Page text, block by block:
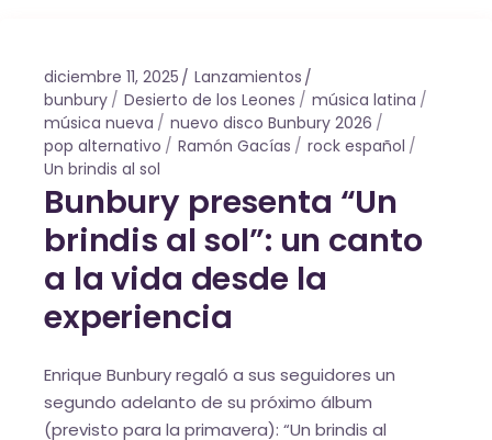
diciembre 11, 2025
Lanzamientos
bunbury
Desierto de los Leones
música latina
música nueva
nuevo disco Bunbury 2026
pop alternativo
Ramón Gacías
rock español
Un brindis al sol
Bunbury presenta “Un
brindis al sol”: un canto
a la vida desde la
experiencia
Enrique Bunbury regaló a sus seguidores un
segundo adelanto de su próximo álbum
(previsto para la primavera): “Un brindis al